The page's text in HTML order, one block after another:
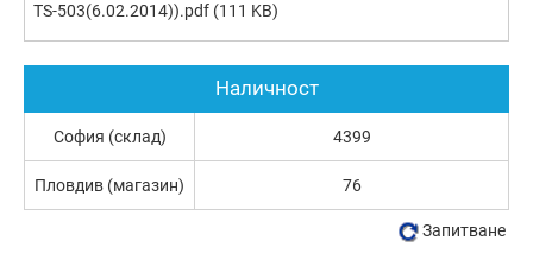
TS-503(6.02.2014)).pdf (111 KB)
Наличност
София (склад) 4399
Пловдив (магазин) 76
Запитване